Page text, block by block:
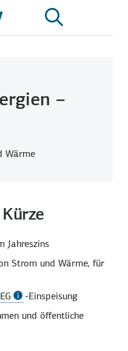
–
Wärme
Jahreszins
Strom und Wärme, für
-Einspeisung
und öffentliche